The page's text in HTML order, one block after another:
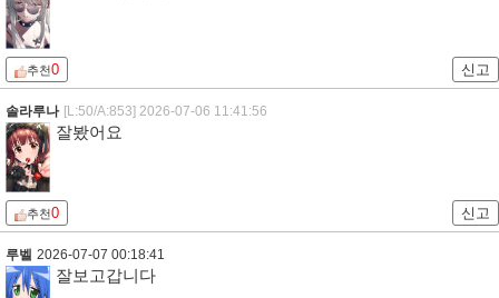
추천0 신고
솔라루나 [L:50/A:853] 2026-07-06 11:41:56
잘봤어요
추천0 신고
루벨 2026-07-07 00:18:41
잘보고갑니다